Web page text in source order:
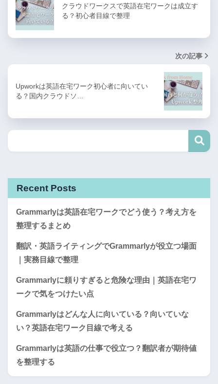
クラウドワークスで英語在宅ワークは成立す
る？初心者目線で整理
次の記事
Upworkは英語在宅ワーク初心者に向いてい
る？国内クラウドソ…
Recent Posts
Grammarlyは英語在宅ワークでどう使う？考え方を
整理するまとめ
翻訳・英語ライティングでGrammarlyが役立つ場面
｜実務目線で整理
Grammarlyに頼りすぎると危険な理由｜英語在宅ワ
ークで気をつけたい点
Grammarlyはどんな人に向いている？向いていな
い？英語在宅ワーク目線で考える
Grammarlyは英語の仕事で役立つ？翻訳者が期待値
を整理する